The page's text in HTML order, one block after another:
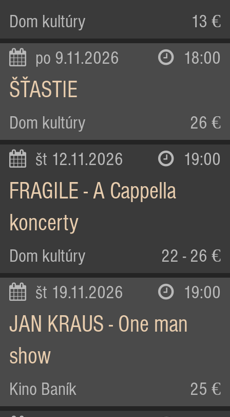
Dom kultúry 13 €
po 9.11.2026 18:00
ŠŤASTIE
Dom kultúry 26 €
št 12.11.2026 19:00
FRAGILE - A Cappella
koncerty
Dom kultúry 22 - 26 €
št 19.11.2026 19:00
JAN KRAUS - One man
show
Kino Baník 25 €